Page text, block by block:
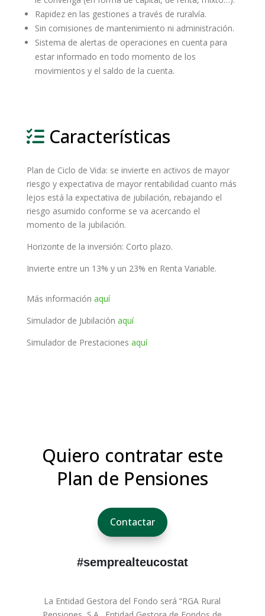
Rapidez en las gestiones a través de ruralvía.
Sin comisiones de mantenimiento ni administración.
Sistema de alertas de operaciones en cuenta para
estar informado en todo momento de los
movimientos y el saldo de la cuenta.
Características
Plan de Ciclo de Vida: se invierte en activos de mayor
riesgo y expectativa de mayor rentabilidad cuanto más
lejos está la expectativa de jubilación, rebajando el
riesgo asumido conforme se va acercando el
momento de la jubilación.
Horizonte de la inversión: Corto plazo.
Invierte entre un 13% y un 23% en Renta Variable.
Más información aquí
Simulador de Jubilación aquí
Simulador de Prestaciones aquí
Quiero contratar este
Plan de Pensiones
Contactar
#semprealteucostat
La Entidad Gestora del Fondo será “RGA Rural